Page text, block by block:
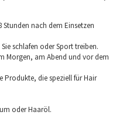
Stunden nach dem Einsetzen
schlafen oder Sport treiben.
Morgen, am Abend und vor dem
Produkte, die speziell für Hair
oder Haaröl.